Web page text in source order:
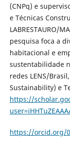
(CNPq) e
e Técnicas
LABRESTAURO/
pesquisa foca a
habitacional e
sustentabilidade
redes LENS/
Sustainability) e
https://
https://orcid.org/